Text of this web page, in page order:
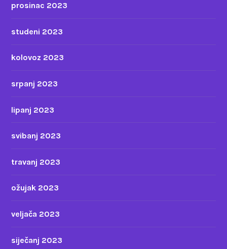
prosinac 2023
studeni 2023
kolovoz 2023
srpanj 2023
lipanj 2023
svibanj 2023
travanj 2023
ožujak 2023
veljača 2023
siječanj 2023